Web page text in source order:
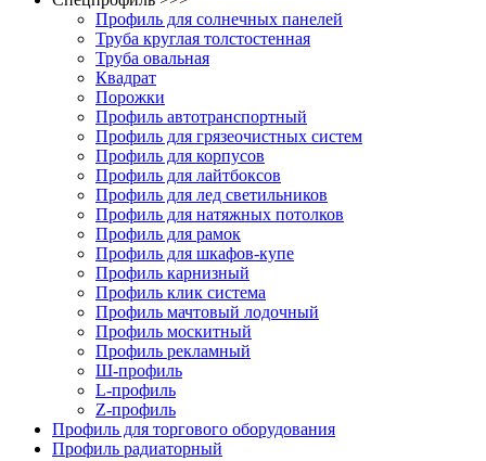
Профиль для солнечных панелей
Труба круглая толстостенная
Труба овальная
Квадрат
Порожки
Профиль автотранспортный
Профиль для грязеочистных систем
Профиль для корпусов
Профиль для лайтбоксов
Профиль для лед светильников
Профиль для натяжных потолков
Профиль для рамок
Профиль для шкафов-купе
Профиль карнизный
Профиль клик система
Профиль мачтовый лодочный
Профиль москитный
Профиль рекламный
Ш-профиль
L-профиль
Z-профиль
Профиль для торгового оборудования
Профиль радиаторный